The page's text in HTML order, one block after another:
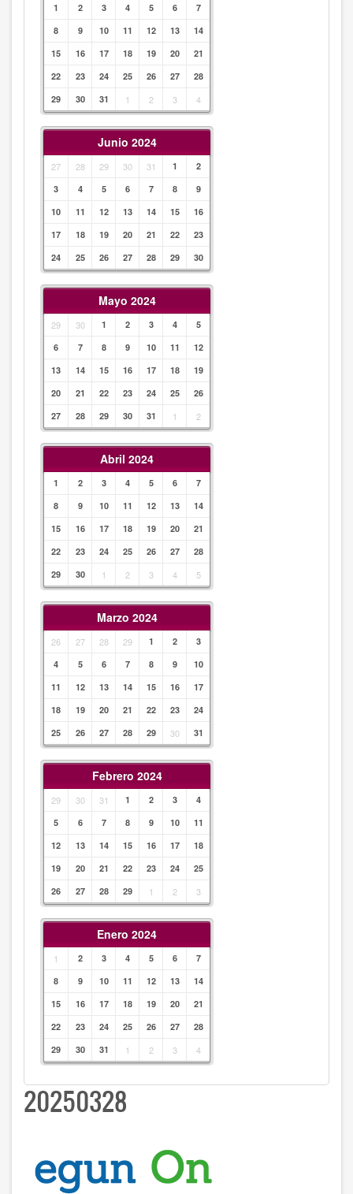
1 2 3 4 5 6
7
8
9 10 11 12 13
14
15
16 17 18 19 20
21
22
23 24 25 26 27
28
29
30 31 1 2 3 4
Junio 2024
27 28 29 30 31 1
2
3
4 5 6 7 8
9
10
11 12 13 14 15
16
17
18 19 20 21 22
23
24
25 26 27 28 29 30
Mayo 2024
29 30 1 2 3 4
5
6
7 8 9 10 11
12
13
14 15 16 17 18
19
20
21 22 23 24 25
26
27
28 29 30 31 1 2
Abril 2024
1 2 3 4 5 6
7
8
9 10 11 12 13
14
15
16 17 18 19 20
21
22
23 24 25 26 27
28
29
30 1 2 3 4 5
Marzo 2024
26 27 28 29 1 2
3
4
5 6 7 8 9
10
11
12 13 14 15 16
17
18
19 20 21 22 23
24
25
26 27 28 29 30 31
Febrero 2024
29 30 31 1 2 3
4
5
6 7 8 9 10
11
12
13 14 15 16 17
18
19
20 21 22 23 24
25
26
27 28 29 1 2 3
Enero 2024
1 2 3 4 5 6
7
8
9 10 11 12 13
14
15
16 17 18 19 20
21
22
23 24 25 26 27
28
29
30 31 1 2 3 4
20250328